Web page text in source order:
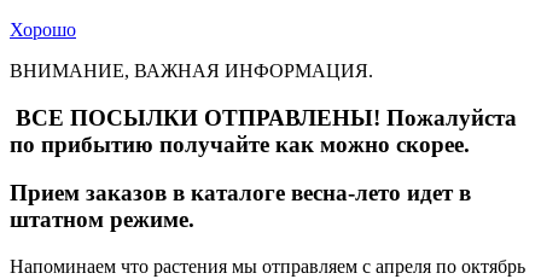
Хорошо
ВНИМАНИЕ, ВАЖНАЯ ИНФОРМАЦИЯ.
ВСЕ ПОСЫЛКИ ОТПРАВЛЕНЫ! Пожалуйста
по прибытию получайте как можно скорее.
Прием заказов в каталоге весна-лето идет в
штатном режиме.
Напоминаем что растения мы отправляем с апреля по октябрь